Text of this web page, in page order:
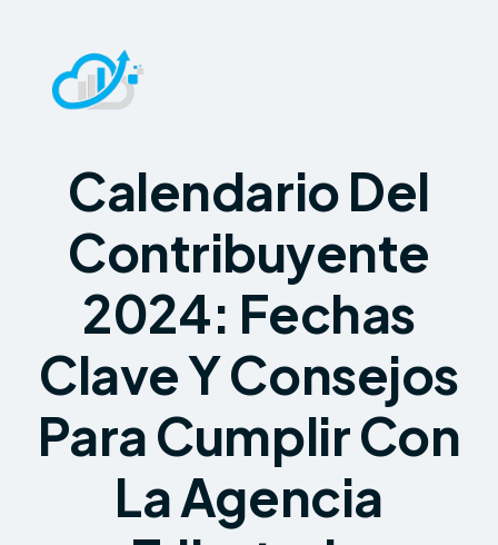
Calendario Del
Contribuyente
2024: Fechas
Clave Y Consejos
Para Cumplir Con
La Agencia